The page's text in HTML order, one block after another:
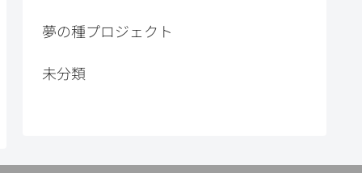
夢の種プロジェクト
未分類